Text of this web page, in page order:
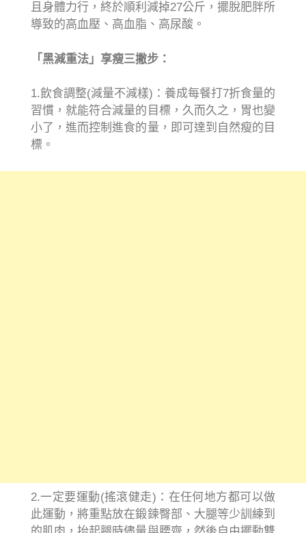
且身體力行，終於順利減掉27公斤，擺脫肥胖所
導致的高血壓、高血脂、高尿酸。
「黑減重法」享瘦三撇步：
1.飲食調整(減量不減樣)：養成每餐打7折食量的
習慣，就能符合減量的目標，久而久之，胃也變
小了，進而控制進食的量，即可達到自然瘦的目
標。
2.一定要運動(搖滾健走)：在任何地方都可以做
此運動，將重點放在鍛鍊臀部、大腿等少訓練到